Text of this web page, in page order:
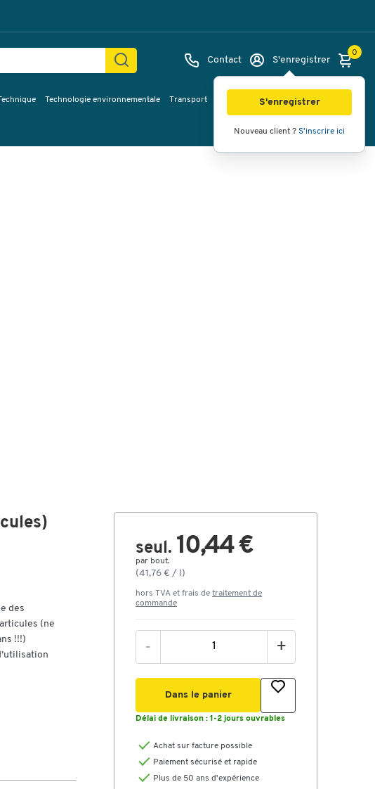
Contact S'enregistrer
S'enregistrer
Nouveau client ? S'inscrire ici
0
Technologie environnementale Transport Services & planification Inspiration
des
(ne
!!!)
seul. 10,44 €
par bout.
(41,76 € / l)
hors TVA et frais de traitement de
commande
- +
Dans le panier
Délai de livraison : 1-2 jours ouvrables
Achat sur facture possible
Paiement sécurisé et rapide
Plus de 50 ans d'expérience
Images Vidéos Vue à 360